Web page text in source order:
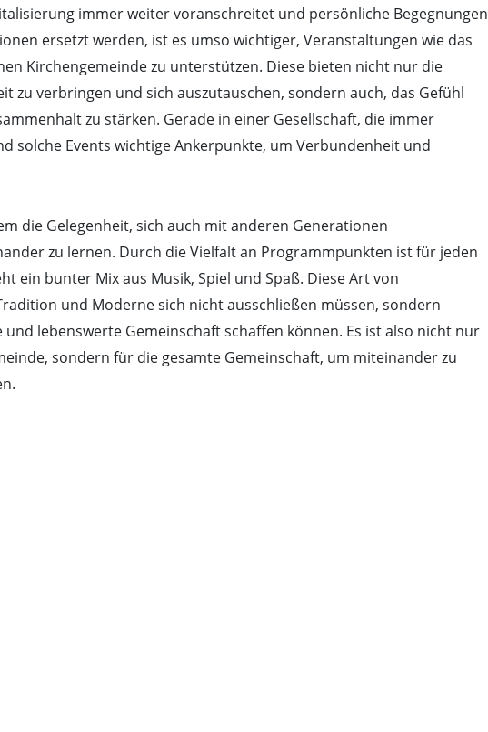
immer weiter voranschreitet und persönliche Begegnungen
ersetzt werden, ist es umso wichtiger, Veranstaltungen wie das
Kirchengemeinde zu unterstützen. Diese bieten nicht nur die
zu verbringen und sich auszutauschen, sondern auch, das Gefühl
zu stärken. Gerade in einer Gesellschaft, die immer
solche Events wichtige Ankerpunkte, um Verbundenheit und
die Gelegenheit, sich auch mit anderen Generationen
zu lernen. Durch die Vielfalt an Programmpunkten ist für jeden
ein bunter Mix aus Musik, Spiel und Spaß. Diese Art von
und Moderne sich nicht ausschließen müssen, sondern
und lebenswerte Gemeinschaft schaffen können. Es ist also nicht nur
sondern für die gesamte Gemeinschaft, um miteinander zu